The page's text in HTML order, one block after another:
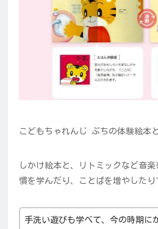
こどもちゃれんじ ぷちの体験絵本と
しかけ絵本と、リトミックなど音楽
慣を学んだり、ことばを増やしたり
手洗い遊びも学べて、今の時期に